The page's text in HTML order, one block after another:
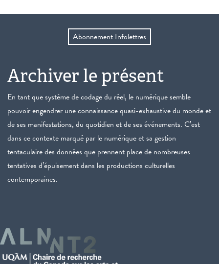
Abonnement Infolettres
Archiver le présent
En tant que système de codage du réel, le numérique semble
pouvoir engendrer une connaissance quasi-exhaustive du monde et
de ses manifestations, du quotidien et de ses événements. C’est
dans ce contexte marqué par le numérique et sa gestion
tentaculaire des données que prennent place de nombreuses
tentatives d’épuisement dans les productions culturelles
contemporaines.